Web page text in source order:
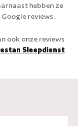
hebben ze
reviews.
ook onze reviews
Sleepdienst